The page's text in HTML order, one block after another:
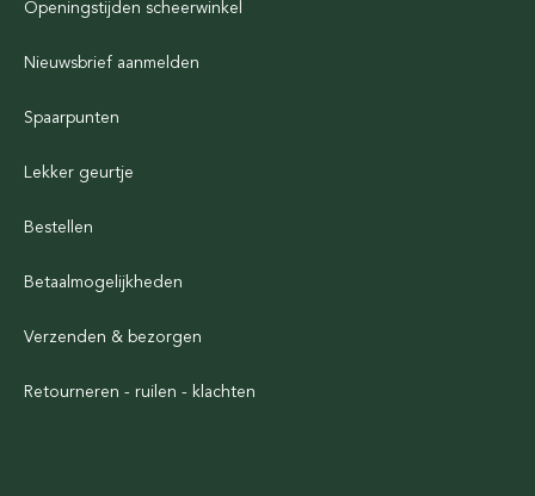
Openingstijden scheerwinkel
Nieuwsbrief aanmelden
Spaarpunten
Lekker geurtje
Bestellen
Betaalmogelijkheden
Verzenden & bezorgen
Retourneren - ruilen - klachten